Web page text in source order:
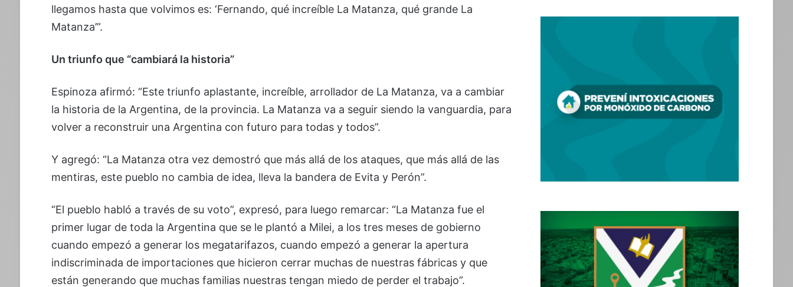
llegamos hasta que volvimos es: ‘Fernando, qué increíble La Matanza, qué grande La
Matanza’”.
Un triunfo que “cambiará la historia”
Espinoza afirmó: “Este triunfo aplastante, increíble, arrollador de La Matanza, va a cambiar
la historia de la Argentina, de la provincia. La Matanza va a seguir siendo la vanguardia, para
volver a reconstruir una Argentina con futuro para todas y todos”.
Y agregó: “La Matanza otra vez demostró que más allá de los ataques, que más allá de las
mentiras, este pueblo no cambia de idea, lleva la bandera de Evita y Perón”.
“El pueblo habló a través de su voto”, expresó, para luego remarcar: “La Matanza fue el
primer lugar de toda la Argentina que se le plantó a Milei, a los tres meses de gobierno
cuando empezó a generar los megatarifazos, cuando empezó a generar la apertura
indiscriminada de importaciones que hicieron cerrar muchas de nuestras fábricas y que
están generando que muchas familias nuestras tengan miedo de perder el trabajo”.